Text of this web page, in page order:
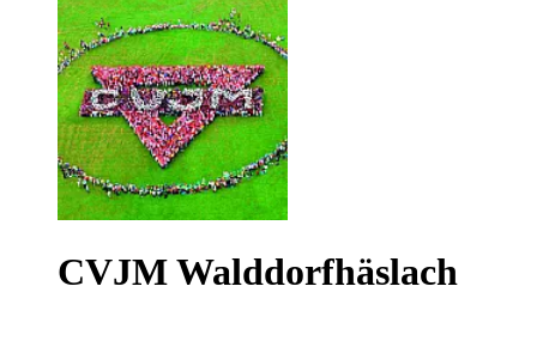
CVJM Walddorfhäslach